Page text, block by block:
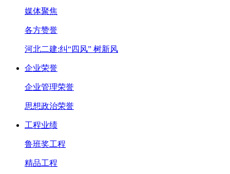
媒体聚焦
各方赞誉
河北二建:纠“四风” 树新风
企业荣誉
企业管理荣誉
思想政治荣誉
工程业绩
鲁班奖工程
精品工程